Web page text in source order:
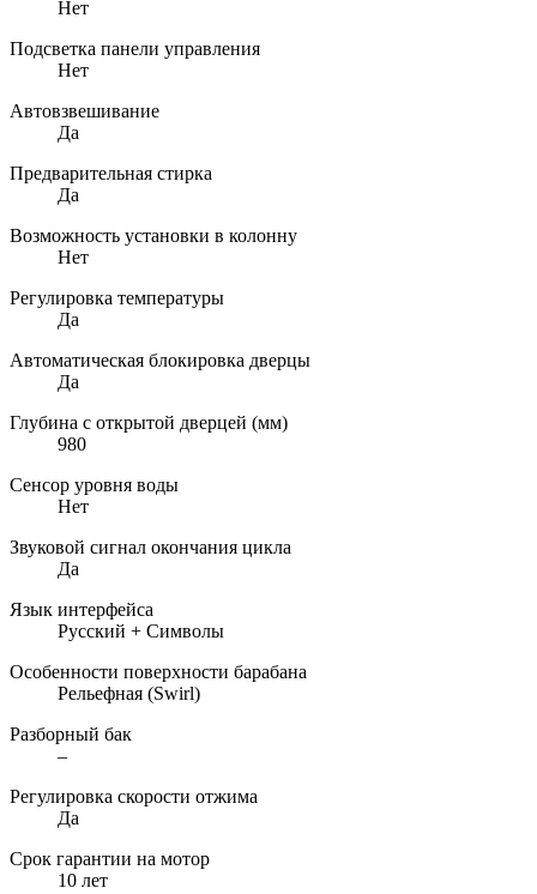
Нет
Подсветка панели управления
Нет
Автовзвешивание
Да
Предварительная стирка
Да
Возможность установки в колонну
Нет
Регулировка температуры
Да
Автоматическая блокировка дверцы
Да
Глубина с открытой дверцей (мм)
980
Сенсор уровня воды
Нет
Звуковой сигнал окончания цикла
Да
Язык интерфейса
Русский + Символы
Особенности поверхности барабана
Рельефная (Swirl)
Разборный бак
–
Регулировка скорости отжима
Да
Срок гарантии на мотор
10 лет